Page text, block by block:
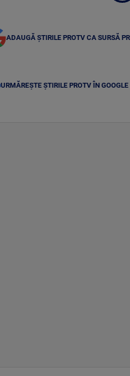
ADAUGĂ ȘTIRILE PROTV CA SURSĂ
URMĂREȘTE ȘTIRILE PROTV ÎN